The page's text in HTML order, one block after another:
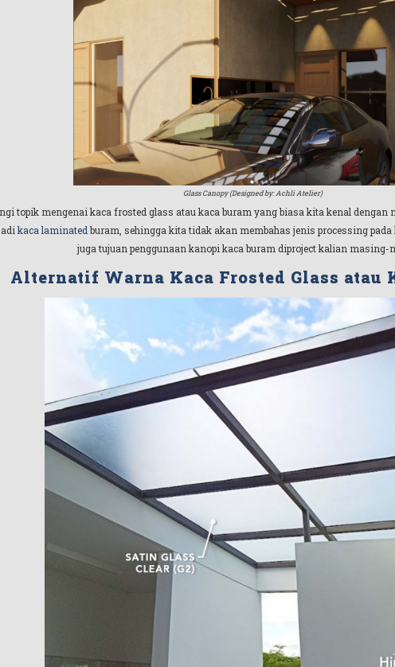
Glass Canopy (Designed by: Achli Atelier)
topik mengenai kaca frosted glass atau kaca buram yang biasa kita kenal dengan
kaca laminated buram, sehingga kita tidak akan membahas jenis processing
juga tujuan penggunaan kanopi kaca buram diproject kalian masing-
Alternatif Warna Kaca Frosted Glass atau